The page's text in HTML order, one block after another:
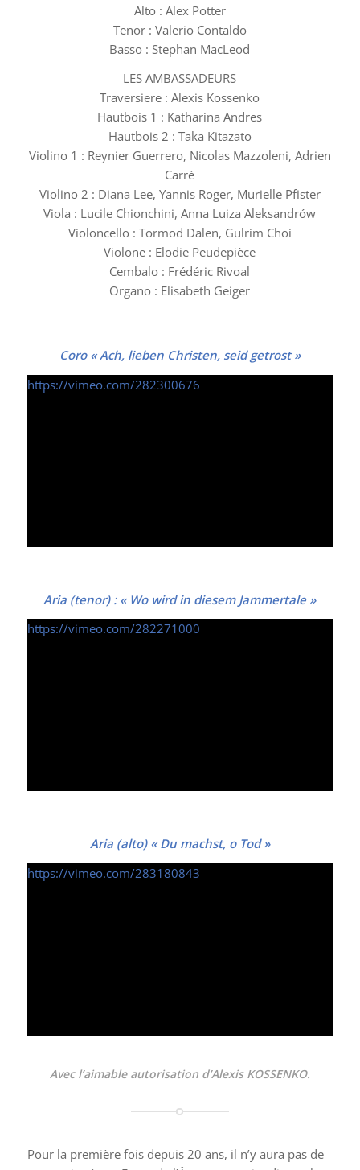
Alto : Alex Potter
Tenor : Valerio Contaldo
Basso : Stephan MacLeod
LES AMBASSADEURS
Traversiere : Alexis Kossenko
Hautbois 1 : Katharina Andres
Hautbois 2 : Taka Kitazato
Violino 1 : Reynier Guerrero, Nicolas Mazzoleni, Adrien
Carré
Violino 2 : Diana Lee, Yannis Roger, Murielle Pfister
Viola : Lucile Chionchini, Anna Luiza Aleksandrów
Violoncello : Tormod Dalen, Gulrim Choi
Violone : Elodie Peudepièce
Cembalo : Frédéric Rivoal
Organo : Elisabeth Geiger
Coro « Ach, lieben Christen, seid getrost »
https://vimeo.com/282300676
Aria (tenor) : « Wo wird in diesem Jammertale »
https://vimeo.com/282271000
Aria (alto) « Du machst, o Tod »
https://vimeo.com/283180843
Avec l’aimable autorisation d’Alexis KOSSENKO.
Pour la première fois depuis 20 ans, il n’y aura pas de